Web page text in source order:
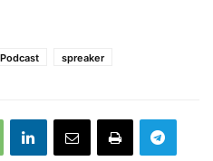
Podcast spreaker